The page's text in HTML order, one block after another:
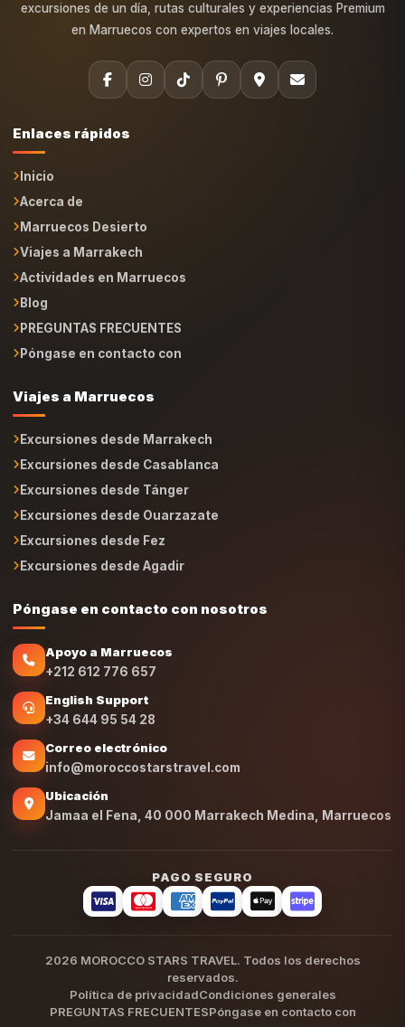
en Marruecos con expertos en viajes locales.
Inicio
Acerca de
Marruecos Desierto
Viajes a Marrakech
Actividades en Marruecos
Blog
PREGUNTAS FRECUENTES
Póngase en contacto con
Excursiones desde Marrakech
Excursiones desde Casablanca
Excursiones desde Tánger
Excursiones desde Ouarzazate
Excursiones desde Fez
Excursiones desde Agadir
+212 612 776 657
English Support
+34 644 95 54 28
Correo electrónico
info@moroccostarstravel.com
Ubicación
Jamaa el Fena, 40 000 Marrakech Medina, Marruecos
PAGO SEGURO
reservados.
Política de privacidadCondiciones generales
PREGUNTAS FRECUENTESPóngase en contacto con